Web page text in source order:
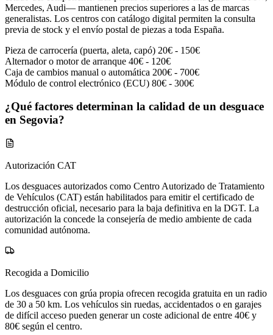
Mercedes, Audi— mantienen precios superiores a las de marcas
generalistas. Los centros con catálogo digital permiten la consulta
previa de stock y el envío postal de piezas a toda España.
Pieza de carrocería (puerta, aleta, capó) 20€ - 150€
Alternador o motor de arranque 40€ - 120€
Caja de cambios manual o automática 200€ - 700€
Módulo de control electrónico (ECU) 80€ - 300€
¿Qué factores determinan la calidad de un desguace
en Segovia?
Autorización CAT
Los desguaces autorizados como Centro Autorizado de Tratamiento
de Vehículos (CAT) están habilitados para emitir el certificado de
destrucción oficial, necesario para la baja definitiva en la DGT. La
autorización la concede la consejería de medio ambiente de cada
comunidad autónoma.
Recogida a Domicilio
Los desguaces con grúa propia ofrecen recogida gratuita en un radio
de 30 a 50 km. Los vehículos sin ruedas, accidentados o en garajes
de difícil acceso pueden generar un coste adicional de entre 40€ y
80€ según el centro.